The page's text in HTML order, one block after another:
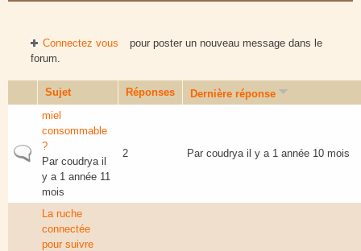
Connectez vous
pour poster un nouveau message dans le
forum.
Sujet Réponses Dernière réponse
Sujet normal
miel
consommable
?
Par coudrya il
y a 1 année 11
mois
2 Par coudrya il y a 1 année 10 mois
La ruche
connectée
pour suivre